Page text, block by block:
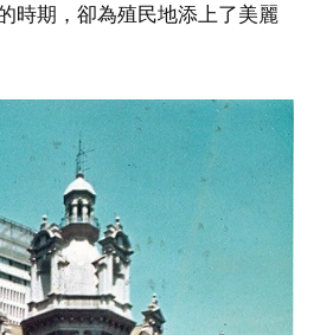
時期，卻為殖民地添上了美麗